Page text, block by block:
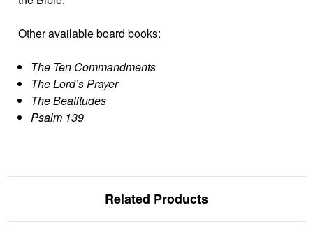
Other available board books:
The Ten Commandments
The Lord’s Prayer
The Beatitudes
Psalm 139
Related Products